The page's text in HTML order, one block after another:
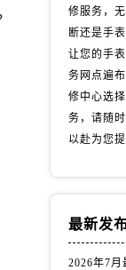
修服务，
断还是手
让您的手
务网点遍
修中心选
务，请随
以赴为您
最新发